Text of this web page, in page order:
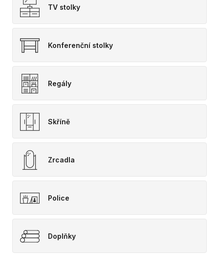
TV stolky
Konferenční stolky
Regály
Skříně
Zrcadla
Police
Doplňky